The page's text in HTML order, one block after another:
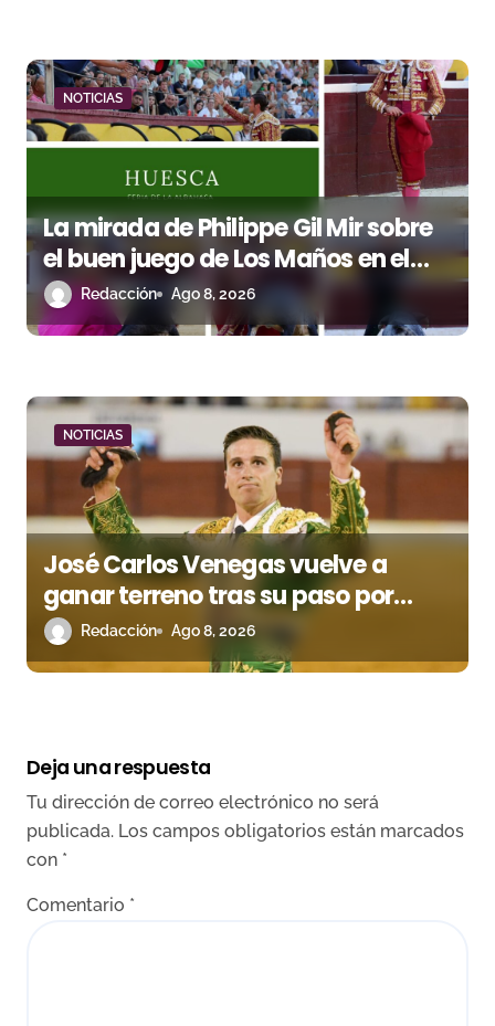
a
d
a
s
NOTICIAS
La mirada de Philippe Gil Mir sobre
el buen juego de Los Maños en el
arranque de Huesca
Redacción Ago 8, 2026
NOTICIAS
José Carlos Venegas vuelve a
ganar terreno tras su paso por
Madrid
Redacción Ago 8, 2026
Deja una respuesta
Tu dirección de correo electrónico no será
publicada. Los campos obligatorios están marcados
con *
Comentario *